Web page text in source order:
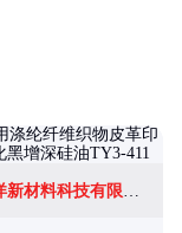
东莞太洋新材料科技有限公司